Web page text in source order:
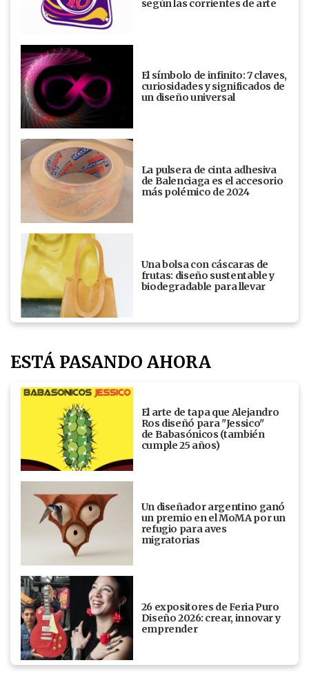
según las corrientes de arte
El símbolo de infinito: 7 claves,
curiosidades y significados de
un diseño universal
La pulsera de cinta adhesiva
de Balenciaga es el accesorio
más polémico de 2024
Una bolsa con cáscaras de
frutas: diseño sustentable y
biodegradable para llevar
ESTÁ PASANDO AHORA
El arte de tapa que Alejandro
Ros diseñó para "Jessico"
de Babasónicos (también
cumple 25 años)
Un diseñador argentino ganó
un premio en el MoMA por un
refugio para aves
migratorias
26 expositores de Feria Puro
Diseño 2026: crear, innovar y
emprender